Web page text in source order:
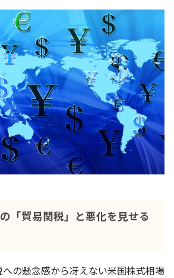
「貿易関税」と悪化を見せる
の懸念感から冴えない米国株式相場